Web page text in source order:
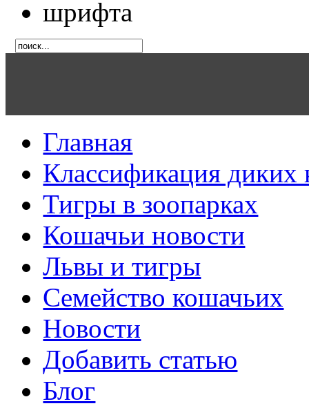
Главная
Классификация диких
Тигры в зоопарках
Кошачьи новости
Львы и тигры
Семейство кошачьих
Новости
Добавить статью
Блог